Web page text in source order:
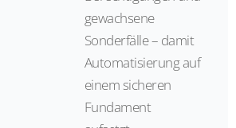
gewachsene
Sonderfälle – damit
Automatisierung auf
einem sicheren
Fundament